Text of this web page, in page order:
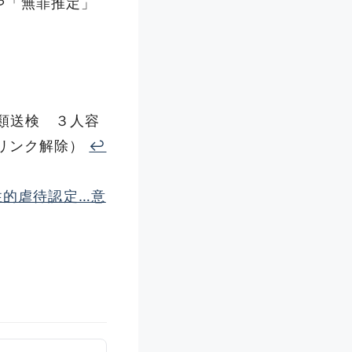
送検 ３人容
ク解除） ↩︎
的虐待認定…意